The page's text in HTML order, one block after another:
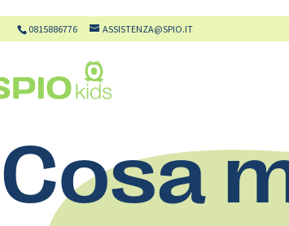
0815886776 ASSISTENZA@SPIO.IT
Cosa